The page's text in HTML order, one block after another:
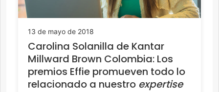
13 de mayo de 2018
Carolina Solanilla de Kantar
Millward Brown Colombia: Los
premios Effie promueven todo lo
relacionado a nuestro expertise